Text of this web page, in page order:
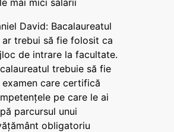
mai mici salarii
David: Bacalaureatul
ar trebui să fie folosit ca
de intrare la facultate.
trebuie să fie
examen care certifică
pe care le ai
parcursul unui
obligatoriu